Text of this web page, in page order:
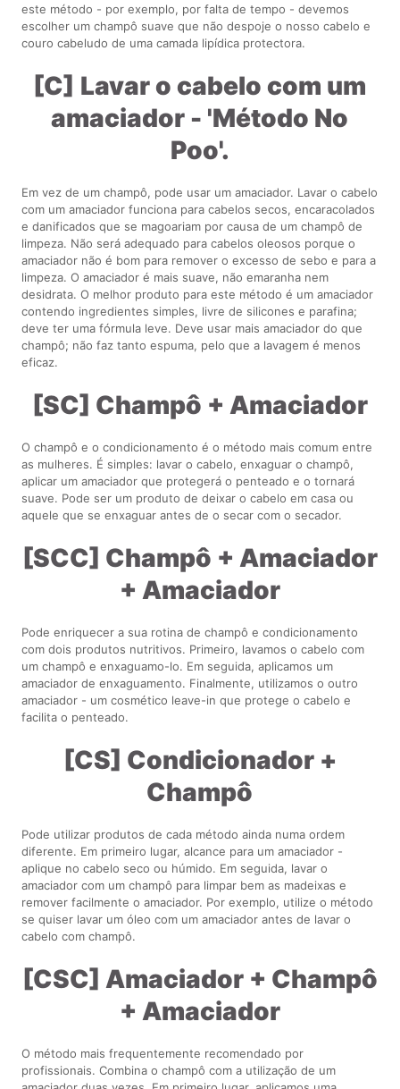
este método - por exemplo, por falta de tempo - devemos
escolher um champô suave que não despoje o nosso cabelo e
couro cabeludo de uma camada lipídica protectora.
[C] Lavar o cabelo com um
amaciador - 'Método No
Poo'.
Em vez de um champô, pode usar um amaciador. Lavar o cabelo
com um amaciador funciona para cabelos secos, encaracolados
e danificados que se magoariam por causa de um champô de
limpeza. Não será adequado para cabelos oleosos porque o
amaciador não é bom para remover o excesso de sebo e para a
limpeza. O amaciador é mais suave, não emaranha nem
desidrata. O melhor produto para este método é um amaciador
contendo ingredientes simples, livre de silicones e parafina;
deve ter uma fórmula leve. Deve usar mais amaciador do que
champô; não faz tanto espuma, pelo que a lavagem é menos
eficaz.
[SC] Champô + Amaciador
O champô e o condicionamento é o método mais comum entre
as mulheres. É simples: lavar o cabelo, enxaguar o champô,
aplicar um amaciador que protegerá o penteado e o tornará
suave. Pode ser um produto de deixar o cabelo em casa ou
aquele que se enxaguar antes de o secar com o secador.
[SCC] Champô + Amaciador
+ Amaciador
Pode enriquecer a sua rotina de champô e condicionamento
com dois produtos nutritivos. Primeiro, lavamos o cabelo com
um champô e enxaguamo-lo. Em seguida, aplicamos um
amaciador de enxaguamento. Finalmente, utilizamos o outro
amaciador - um cosmético leave-in que protege o cabelo e
facilita o penteado.
[CS] Condicionador +
Champô
Pode utilizar produtos de cada método ainda numa ordem
diferente. Em primeiro lugar, alcance para um amaciador -
aplique no cabelo seco ou húmido. Em seguida, lavar o
amaciador com um champô para limpar bem as madeixas e
remover facilmente o amaciador. Por exemplo, utilize o método
se quiser lavar um óleo com um amaciador antes de lavar o
cabelo com champô.
[CSC] Amaciador + Champô
+ Amaciador
O método mais frequentemente recomendado por
profissionais. Combina o champô com a utilização de um